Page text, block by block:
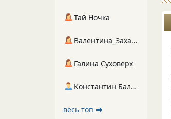
Тай Ночка
Валентина_Захарова
Галина Суховерх
Константин Балухта
весь топ ⮕